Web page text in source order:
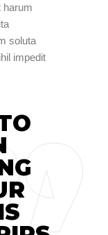
harum
soluta
impedit